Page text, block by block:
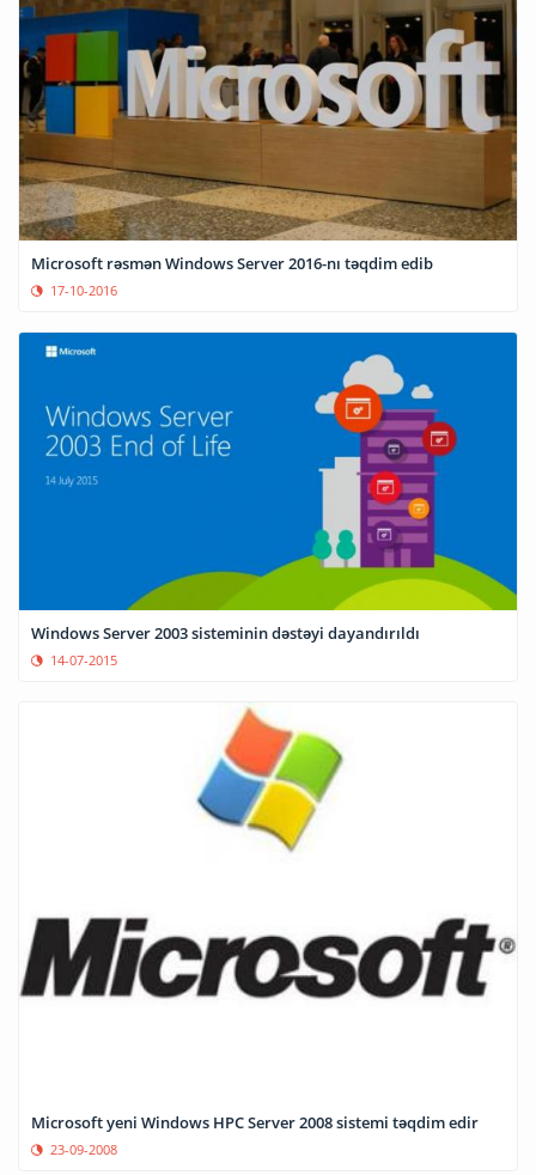
Microsoft rəsmən Windows Server 2016-nı təqdim edib
17-10-2016
Windows Server 2003 sisteminin dəstəyi dayandırıldı
14-07-2015
Microsoft yeni Windows HPC Server 2008 sistemi təqdim edir
23-09-2008